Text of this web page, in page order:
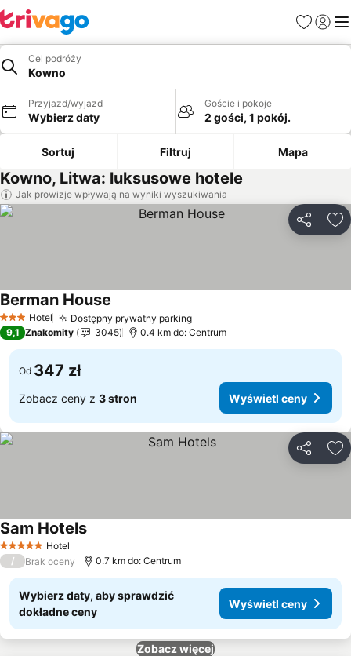
Ulubione
Cel podróży
Kowno
Przyjazd/wyjazd
Wybierz daty
Goście i pokoje
2 gości, 1 pokój.
Sortuj Filtruj Mapa
Kowno, Litwa: luksusowe hotele
Jak prowizje wpływają na wyniki wyszukiwania
3 Kategoria
Hotel Dostępny prywatny parkingWyświetl ceny
Berman House
9,1 Znakomity 3045 0.4 km do: Centrum
Od 347 zł
Zobacz ceny z 3 stron Wyświetl ceny
5 KategoriaHotel
Sam HotelsWyświetl ceny
/ Brak oceny 0.7 km do: Centrum
Wybierz daty, aby sprawdzić
dokładne ceny
Wyświetl ceny
Zobacz więcej